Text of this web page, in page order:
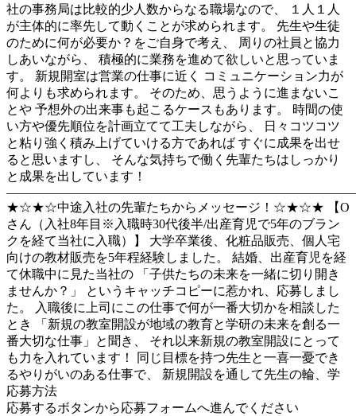
社の事務局は比較的少人数からなる職場なので、 １人１人
が主体的に率先して動くことが求められます。 先生や生徒
のために何が必要か？をご自身で考え、 周りの社員と協力
しあいながら、 積極的に業務を進めて欲しいと思っていま
す。 新規開室は営業の仕事に近く コミュニケーション力が
何よりも求められます。 そのため、思うように進まないこ
とや 予想外の出来事も起こるケースもあります。 時間の使
い方や優先順位を計画立てて工夫しながら、 日々コツコツ
と粘り強く積み上げていける方であれば すぐに成果を出せ
ると思いますし、 そんな気持ちで働く先輩たちはしっかり
と成果を出しています！
★☆★☆中途入社の先輩たちからメッセージ！☆★☆★ 【O
さん（入社8年目※入職時30代後半/出産育児で5年のブラン
クを経て当社に入職）】 大学卒業後、化粧品販売、個人宅
向けの教材販売を5年程経験しました。 結婚、出産育児を経
て休職中に見た当社の 「子供たちの未来を一緒に切り開き
ませんか？」 というキャッチコピーに惹かれ、応募しまし
た。 入職後に上司にこの仕事で何が一番大切かを相談した
とき 「新規の教室開設が地域の教育と学研の未来を創る一
番大切な仕事」と聞き、 それ以来新規の教室開設にとって
も力を入れています！ 同じ目標を持つ先生と一喜一憂でき
るやりがいのある仕事で、 新規開設を通して先生の輪、学
応募方法
応募するボタンから応募フォームへ進んでください